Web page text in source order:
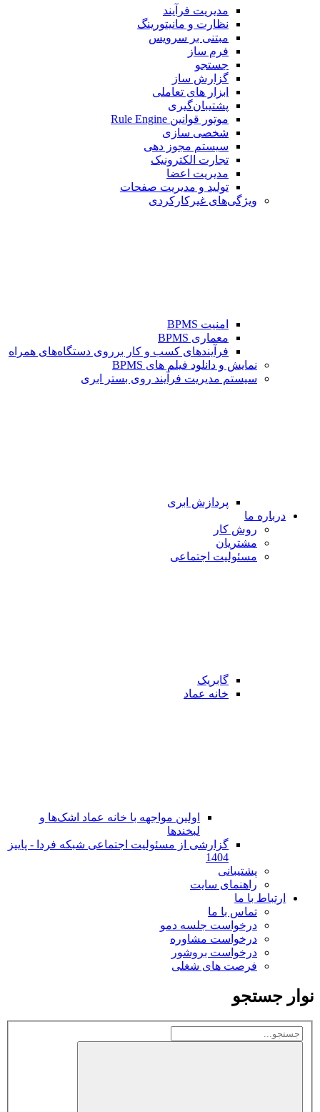
مدیریت فرآیند
نظارت و مانیتورینگ
مبتنی بر سرویس
فرم ساز
جستجو
گزارش ساز
ابزار های تعاملی
پشتیبان‌گیری
موتور قوانین Rule Engine
شخصی سازی
سیستم مجوز دهی
تجارت الکترونیک
مدیریت اعضا
تولید و مدیریت صفحات
ویژگی‌های غیرکارکردی
امنیت BPMS
معماری BPMS
فرآیندهای کسب و کار برروی دستگاه‌های همراه
نمایش و دانلود فیلم های BPMS
سیستم مدیریت فرآیند روی بستر ابری
پردازش ابری
درباره ما
روش کار
مشتریان
مسئولیت اجتماعی
گابریک
خانه عماد
اولین مواجهه با خانه عماد اشک‌ها و
لبخندها
گزارشی از مسئولیت اجتماعی شبکه فردا - پاییز
1404
پشتیبانی
راهنمای سایت
ارتباط با ما
تماس با ما
در‌خواست جلسه دمو
درخواست مشاوره
درخواست بروشور
فرصت های شغلی
نوار جستجو